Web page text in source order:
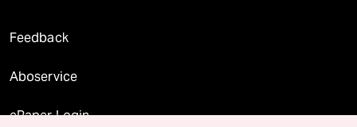
Feedback
Aboservice
ePaper Login